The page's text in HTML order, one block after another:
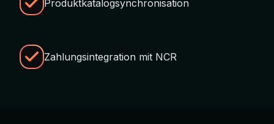
Produktkatalogsynchronisation
Zahlungsintegration mit NCR